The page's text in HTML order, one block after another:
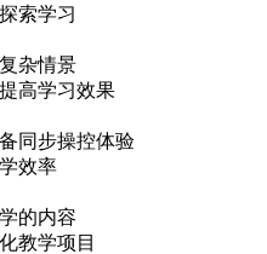
索学习
杂情景
高学习效果
同步操控体验
效率
的内容
教学项目